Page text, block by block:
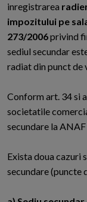
inregistrarea
impozitului pe
273/2006privind
sediul secundar
radiat din punct de
Conform art. 34 si
societatile
secundare la
Exista doua cazuri
secundare (puncte